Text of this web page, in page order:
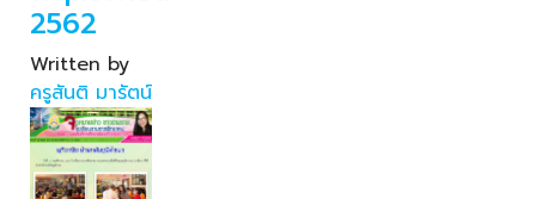
2562
Written by
ครูสันติ มารัตน์